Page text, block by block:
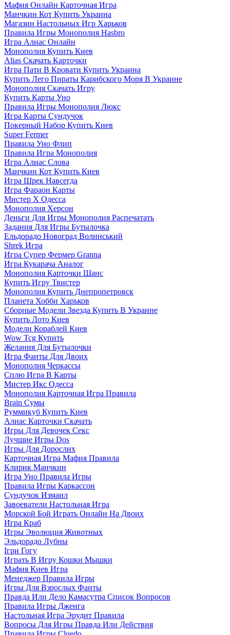
Мафия Онлайн Карточная Игра
Манчкин Кот Купить Украина
Магазин Настольных Игр Харьков
Правила Игры Монополия Hasbro
Игра Алиас Онлайн
Монополия Купить Киев
Alias Скачать Карточки
Игра Пати В Кровати Купить Украина
Купить Лего Пираты Карибского Моря В Украине
Монополия Скачать Игру
Купить Карты Уно
Правила Игры Монополия Люкс
Игра Карты Сундучок
Покерный Набор Купить Киев
Super Fermer
Правила Уно Флип
Правила Игра Монополия
Игра Алиас Слова
Манчкин Кот Купить Киев
Игра Шрек Навсегда
Игра Фараон Карты
Мистер Х Одесса
Монополия Херсон
Деньги Для Игры Монополия Распечатать
Задания Для Игры Бутылочка
Ельдорадо Новоград Волинський
Shrek Игра
Игра Супер Фермер Granna
Игра Кукарача Аналог
Монополия Карточки Шанс
Купить Игру Твистер
Монополия Купить Днепропетровск
Планета Хобби Харьков
Сборные Модели Звезда Купить В Украине
Купить Лото Киев
Модели Кораблей Киев
Wow Tcg Купить
Желания Для Бутылочки
Игра Фанты Для Двоих
Монополия Черкассы
Сплю Игра В Карты
Мистер Икс Одесса
Монополия Карточная Игра Правила
Brain Сумы
Руммикуб Купить Киев
Алиас Карточки Скачать
Игры Для Девочек Секс
Лучшие Игры Dos
Игры Для Дорослих
Карточная Игра Мафия Правила
Клирик Манчкин
Игра Уно Правила Игры
Правила Игры Каркассон
Сундучок Измаил
Завоеватели Настольная Игра
Морской Бой Играть Онлайн На Двоих
Игра Краб
Игры Эволюция Животных
Эльдорадо Лубны
Ігри Гогу
Играть В Игру Кошки Мышки
Мафия Киев Игра
Менеджер Правила Игры
Игры Для Взрослых Фанты
Правда Или Дело Камасутра Список Вопросов
Правила Игры Дженга
Настольная Игра Эрудит Правила
Вопросы Для Игры Правда Или Действия